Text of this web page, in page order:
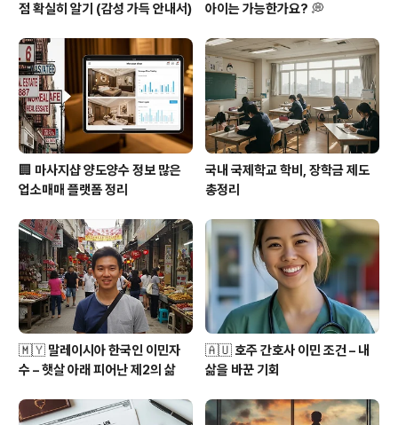
점 확실히 알기 (감성 가득 안내서)
아이는 가능한가요? 💭
🏢 마사지샵 양도양수 정보 많은
업소매매 플랫폼 정리
국내 국제학교 학비, 장학금 제도
총정리
🇲🇾 말레이시아 한국인 이민자
수 – 햇살 아래 피어난 제2의 삶
🇦🇺 호주 간호사 이민 조건 – 내
삶을 바꾼 기회